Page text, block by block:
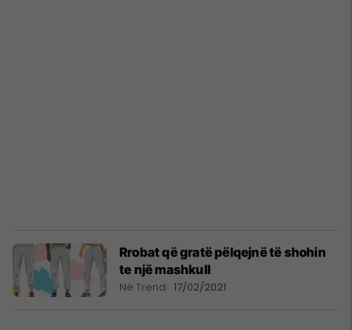
Rrobat që gratë pëlqejnë të shohin
te një mashkull
Në Trend 17/02/2021